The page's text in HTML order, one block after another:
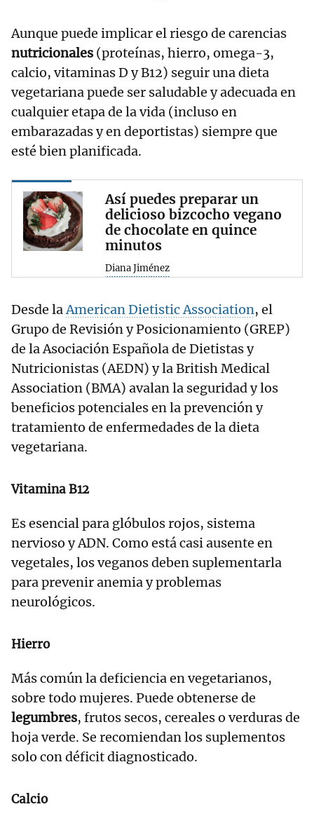
Aunque puede implicar el riesgo de carencias
nutricionales (proteínas, hierro, omega-3,
calcio, vitaminas D y B12) seguir una dieta
vegetariana puede ser saludable y adecuada en
cualquier etapa de la vida (incluso en
embarazadas y en deportistas) siempre que
esté bien planificada.
Así puedes preparar un
delicioso bizcocho vegano
de chocolate en quince
minutos
Diana Jiménez
Desde laAmerican Dietistic Association, el
Grupo de Revisión y Posicionamiento (GREP)
de la Asociación Española de Dietistas y
Nutricionistas (AEDN) y la British Medical
Association (BMA) avalan la seguridad y los
beneficios potenciales en la prevención y
tratamiento de enfermedades de la dieta
vegetariana.
Vitamina B12
Es esencial para glóbulos rojos, sistema
nervioso y ADN. Como está casi ausente en
vegetales, los veganos deben suplementarla
para prevenir anemia y problemas
neurológicos.
Hierro
Más común la deficiencia en vegetarianos,
sobre todo mujeres. Puede obtenerse de
legumbres, frutos secos, cereales o verduras de
hoja verde. Se recomiendan los suplementos
solo con déficit diagnosticado.
Calcio